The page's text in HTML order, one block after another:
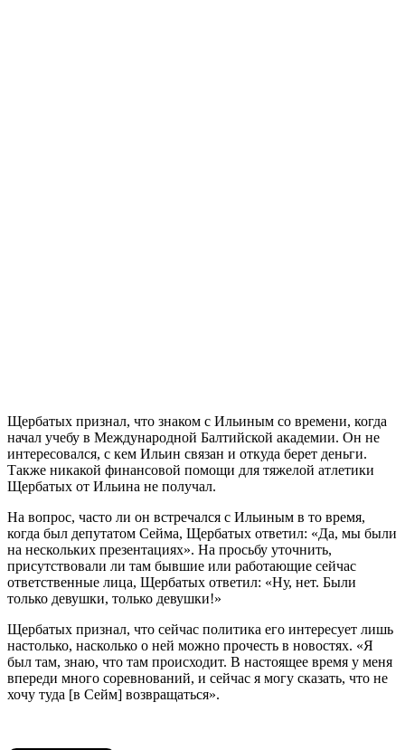
Щербатых признал, что знаком с Ильиным со времени, когда
начал учебу в Международной Балтийской академии. Он не
интересовался, с кем Ильин связан и откуда берет деньги.
Также никакой финансовой помощи для тяжелой атлетики
Щербатых от Ильина не получал.
На вопрос, часто ли он встречался с Ильиным в то время,
когда был депутатом Сейма, Щербатых ответил: «Да, мы были
на нескольких презентациях». На просьбу уточнить,
присутствовали ли там бывшие или работающие сейчас
ответственные лица, Щербатых ответил: «Ну, нет. Были
только девушки, только девушки!»
Щербатых признал, что сейчас политика его интересует лишь
настолько, насколько о ней можно прочесть в новостях. «Я
был там, знаю, что там происходит. В настоящее время у меня
впереди много соревнований, и сейчас я могу сказать, что не
хочу туда [в Сейм] возвращаться».